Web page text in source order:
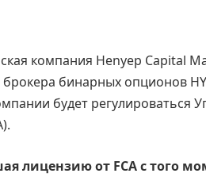
компания Henyep Capital
брокера бинарных опционов
будет регулироваться
лицензию от FCA с того